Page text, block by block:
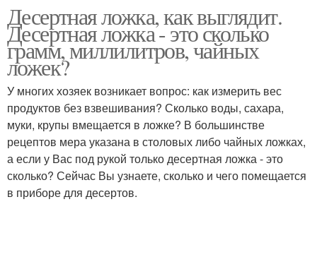
Столовая ложка Чайная ложка
Десертная ложка, как выглядит.
Десертная ложка - это сколько
грамм, миллилитров, чайных
ложек?
У многих хозяек возникает вопрос: как измерить вес
продуктов без взвешивания? Сколько воды, сахара,
муки, крупы вмещается в ложке? В большинстве
рецептов мера указана в столовых либо чайных ложках,
а если у Вас под рукой только десертная ложка - это
сколько? Сейчас Вы узнаете, сколько и чего помещается
в приборе для десертов.